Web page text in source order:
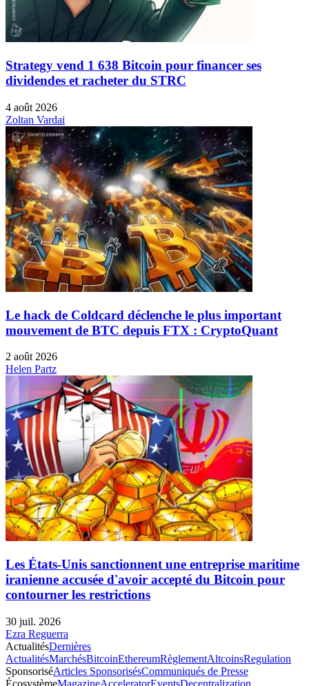
Strategy vend 1 638 Bitcoin pour financer ses
dividendes et racheter du STRC
4 août 2026
Zoltan Vardai
Le hack de Coldcard déclenche le plus important
mouvement de BTC depuis FTX : CryptoQuant
2 août 2026
Helen Partz
Les États-Unis sanctionnent une entreprise maritime
iranienne accusée d'avoir accepté du Bitcoin pour
contourner les restrictions
30 juil. 2026
Ezra Reguerra
ActualitésDernières
ActualitésMarchésBitcoinEthereumRèglementAltcoinsRegulation
SponsoriséArticles SponsorisésCommuniqués de Presse
ÉcosystèmeMagazineAcceleratorEventsDecentralization